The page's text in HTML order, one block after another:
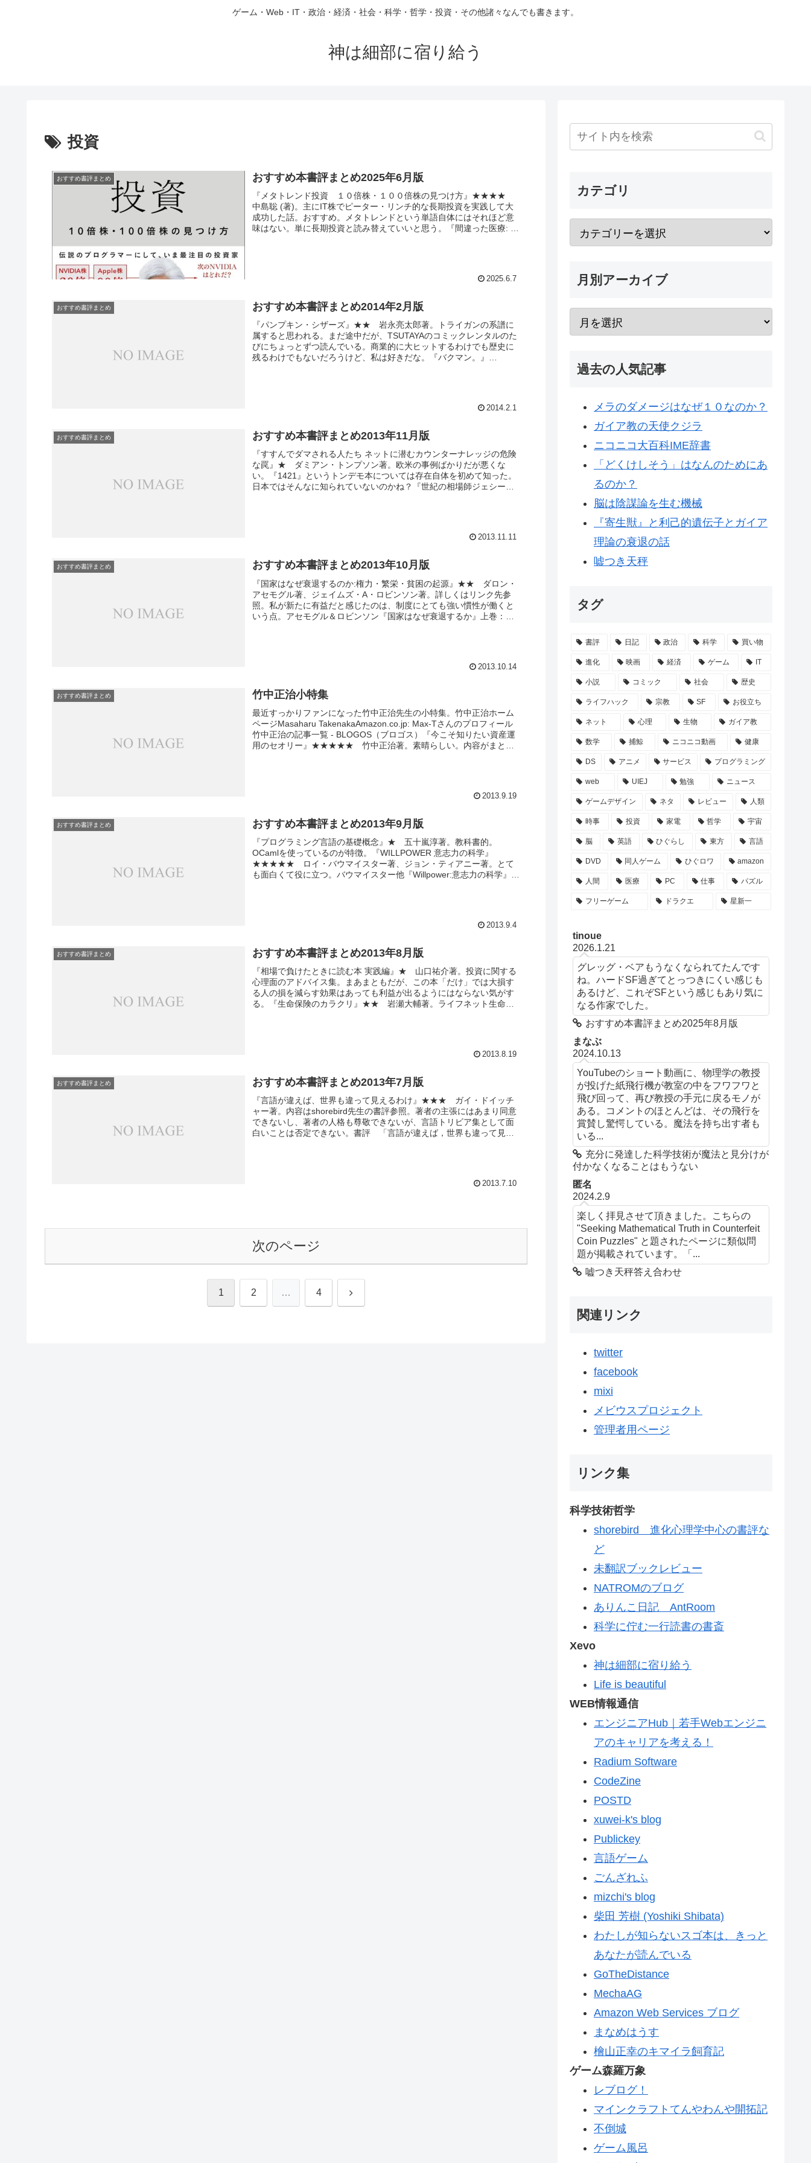
ゲーム・Web・IT・政治・経済・社会・科学・哲学・投資・その他諸々なんでも書きます。
神は細部に宿り給う
投資
おすすめ書評まとめ おすすめ本書評まとめ2025年6月版
『メタトレンド投資 １０倍株・１００倍株の見つけ方』★★★★
中島聡 (著)。主にIT株でピーター・リンチ的な長期投資を実践して大
成功した話。おすすめ。メタトレンドという単語自体にはそれほど意
味はない。単に長期投資と読み替えていいと思う。『間違った医療: 医
2025.6.7
おすすめ書評まとめ おすすめ本書評まとめ2014年2月版
『パンプキン・シザーズ』★★ 岩永亮太郎著。トライガンの系譜に
属すると思われる。まだ途中だが、TSUTAYAのコミックレンタルのた
びにちょっとずつ読んでいる。商業的に大ヒットするわけでも歴史に
残るわけでもないだろうけど、私は好きだな。『バクマン。』
2014.2.1
おすすめ書評まとめ おすすめ本書評まとめ2013年11月版
『すすんでダマされる人たち ネットに潜むカウンターナレッジの危険
な罠』★ ダミアン・トンプソン著。欧米の事例ばかりだが悪くな
い。『1421』というトンデモ本については存在自体を初めて知った。
日本ではそんなに知られていないのかね？『世紀の相場師ジェシー・
2013.11.11
おすすめ書評まとめ おすすめ本書評まとめ2013年10月版
『国家はなぜ衰退するのか:権力・繁栄・貧困の起源』★★ ダロン・
アセモグル著、ジェイムズ・A・ロビンソン著。詳しくはリンク先参
照。私が新たに有益だと感じたのは、制度にとても強い慣性が働くと
いう点。アセモグル＆ロビンソン『国家はなぜ衰退するか』上巻：サ
2013.10.14
おすすめ書評まとめ 竹中正治小特集
最近すっかりファンになった竹中正治先生の小特集。竹中正治ホーム
ページMasaharu TakenakaAmazon.co.jp: Max-Tさんのプロフィール
竹中正治の記事一覧 - BLOGOS（ブロゴス）『今こそ知りたい資産運
用のセオリー』★★★★★ 竹中正治著。素晴らしい。内容がまとも
2013.9.19
おすすめ書評まとめ おすすめ本書評まとめ2013年9月版
『プログラミング言語の基礎概念』★ 五十嵐淳著。教科書的。
OCamlを使っているのが特徴。『WILLPOWER 意志力の科学』
★★★★★ ロイ・バウマイスター著、ジョン・ティアニー著。とて
も面白くて役に立つ。バウマイスター他『Willpower:意志力の科学』：
2013.9.4
おすすめ書評まとめ おすすめ本書評まとめ2013年8月版
『相場で負けたときに読む本 実践編』★ 山口祐介著。投資に関する
心理面のアドバイス集。まあまともだが、この本「だけ」では大損す
る人の損を減らす効果はあっても利益が出るようにはならない気がす
る。『生命保険のカラクリ』★★ 岩瀬大輔著。ライフネット生命の
2013.8.19
おすすめ書評まとめ おすすめ本書評まとめ2013年7月版
『言語が違えば、世界も違って見えるわけ』★★★ ガイ・ドイッチ
ャー著。内容はshorebird先生の書評参照。著者の主張にはあまり同意
できないし、著者の人格も尊敬できないが、言語トリビア集として面
白いことは否定できない。書評 「言語が違えば，世界も違って見え
2013.7.10
次のページ
1 2 … 4 次
カテゴリ
月別アーカイブ
過去の人気記事
メラのダメージはなぜ１０なのか？
ガイア教の天使クジラ
ニコニコ大百科IME辞書
「どくけしそう」はなんのためにあ
るのか？
脳は陰謀論を生む機械
『寄生獣』と利己的遺伝子とガイア
理論の衰退の話
嘘つき天秤
タグ
書評 日記 政治 科学 買い物
進化 映画 経済 ゲーム IT
小説 コミック 社会 歴史
ライフハック 宗教 SF お役立ち
ネット 心理 生物 ガイア教
数学 捕鯨 ニコニコ動画 健康
DS アニメ サービス プログラミング
web UIEJ 勉強 ニュース
ゲームデザイン ネタ レビュー 人類
時事 投資 家電 哲学 宇宙
脳 英語 ひぐらし 東方 言語
DVD 同人ゲーム ひぐロワ amazon
人間 医療 PC 仕事 パズル
フリーゲーム ドラクエ 星新一
tinoue
2026.1.21
グレッグ・ベアもうなくなられてたんです
ね。ハードSF過ぎてとっつきにくい感じも
あるけど、これぞSFという感じもあり気に
なる作家でした。
おすすめ本書評まとめ2025年8月版
まなぶ
2024.10.13
YouTubeのショート動画に、物理学の教授
が投げた紙飛行機が教室の中をフワフワと
飛び回って、再び教授の手元に戻るモノが
ある。コメントのほとんどは、その飛行を
賞賛し驚愕している。魔法を持ち出す者も
いる...
充分に発達した科学技術が魔法と見分けが
付かなくなることはもうない
匿名
2024.2.9
楽しく拝見させて頂きました。こちらの
"Seeking Mathematical Truth in Counterfeit
Coin Puzzles" と題されたページに類似問
題が掲載されています。「...
嘘つき天秤答え合わせ
関連リンク
twitter
facebook
mixi
メビウスプロジェクト
管理者用ページ
リンク集
科学技術哲学
shorebird 進化心理学中心の書評な
ど
未翻訳ブックレビュー
NATROMのブログ
ありんこ日記 AntRoom
科学に佇む一行読書の書斎
Xevo
神は細部に宿り給う
Life is beautiful
WEB情報通信
エンジニアHub｜若手Webエンジニ
アのキャリアを考える！
Radium Software
CodeZine
POSTD
xuwei-k's blog
Publickey
言語ゲーム
ごんざれふ
mizchi's blog
柴田 芳樹 (Yoshiki Shibata)
わたしが知らないスゴ本は、きっと
あなたが読んでいる
GoTheDistance
MechaAG
Amazon Web Services ブログ
まなめはうす
檜山正幸のキマイラ飼育記
ゲーム森羅万象
レブログ！
マインクラフトてんやわんや開拓記
不倒城
ゲーム風呂